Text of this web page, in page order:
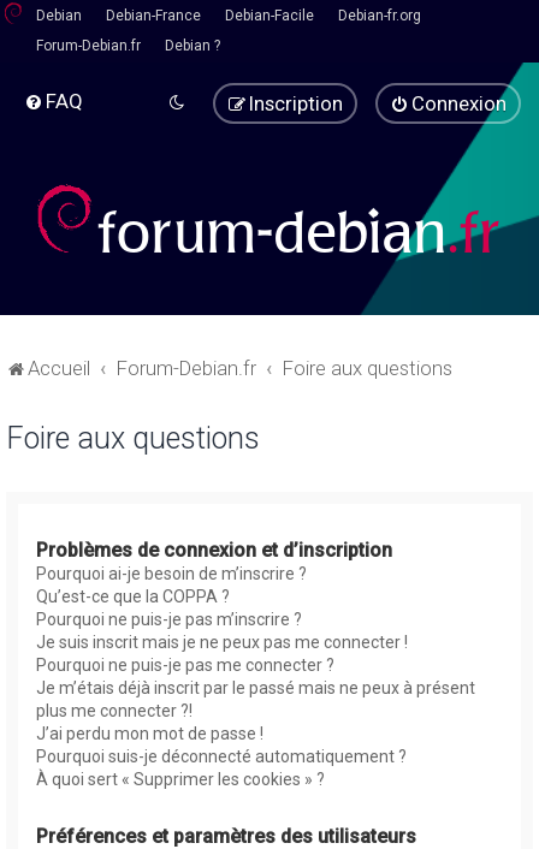
Debian Debian-France Debian-Facile
Debian-fr.org
Forum-Debian.fr
Debian ?
FAQ Connexion
Inscription
Accueil Forum-Debian.fr Foire aux questions
Foire aux questions
Problèmes de connexion et d’inscription
Pourquoi ai-je besoin de m’inscrire ?
Qu’est-ce que la COPPA ?
Pourquoi ne puis-je pas m’inscrire ?
Je suis inscrit mais je ne peux pas me connecter !
Pourquoi ne puis-je pas me connecter ?
Je m’étais déjà inscrit par le passé mais ne peux à présent
plus me connecter ?!
J’ai perdu mon mot de passe !
Pourquoi suis-je déconnecté automatiquement ?
À quoi sert « Supprimer les cookies » ?
Préférences et paramètres des utilisateurs